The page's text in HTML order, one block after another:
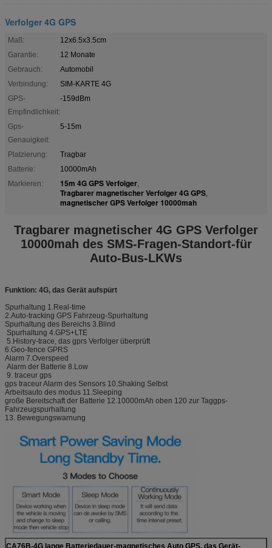
Verfolger 4G GPS
Maß:
12x6.5x3.5cm
Garantie:
12 Monate
Gebrauch:
Automobil
Verbindung:
SIM-KARTE 4G
GPS-
Empfindlichkeit:
-159dBm
Gps-
Genauigkeit:
5-15m
Platzierung:
Tragbar
Batterie:
10000mAh
Markieren:
15m 4G GPS Verfolger,
Tragbarer magnetischer Verfolger 4G GPS,
magnetischer GPS Verfolger 10000mah
Tragbarer magnetischer 4G GPS Verfolger
10000mah des SMS-Fragen-Standort-für
Auto-Bus-LKWs
Funktion: 4G, das Gerät aufspürt
Spurhaltung 1.Real-time
2.Auto-tracking GPS Fahrzeug-Spurhaltung
Spurhaltung des Bereichs 3.Blind
Spurhaltung 4.GPS+LTE
5.History-trace, das gprs Verfolger überprüft
6.Geo-fence GPRS
Alarm 7.Overspeed
Alarm der Batterie 8.Low
9. traceur gps
gps traceur Alarm des Sensors 10.Shaking Selbst
Arbeitsauto des modus 11.Sleeping
große Bereitschaft der Batterie 12.10000mAh oben 120 zur Taggps-
Fahrzeugspurhaltung
13. Bewegungswarnung
CA76B-4G lange Batteriedauer-magnetisches Auto GPS, das Gerät-